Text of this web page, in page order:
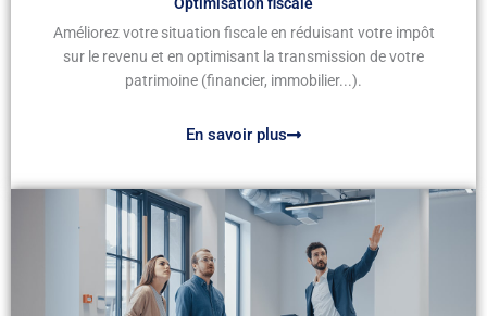
Optimisation fiscale
Améliorez votre situation fiscale en réduisant votre impôt
sur le revenu et en optimisant la transmission de votre
patrimoine (financier, immobilier...).
En savoir plus